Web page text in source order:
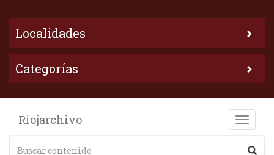
Localidades
Categorías
Toggle
Riojarchivo